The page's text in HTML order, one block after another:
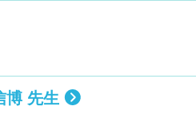
博 先生